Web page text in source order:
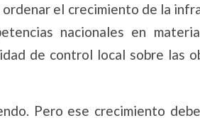
el crecimiento de la
nacionales en
de control local sobre las
Pero ese crecimiento